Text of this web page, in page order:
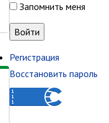
Запомнить меня
Регистрация
Восстановить пароль